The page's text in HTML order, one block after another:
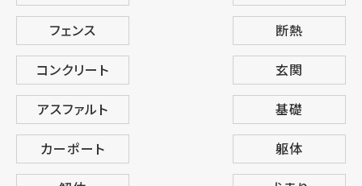
フェンス 断熱
コンクリート 玄関
アスファルト 基礎
カーポート 躯体